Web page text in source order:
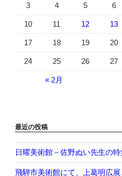
3 4 5 6
10 11 12 13
17 18 19 20
24 25 26 27
« 2月
最近の投稿
日曜美術館－佐野ぬい先生の
飛騨市美術館にて、上葛明広